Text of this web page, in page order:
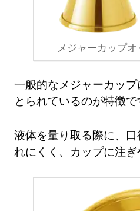
メジャーカップ
一般的なメジャーカッ
とられているのが特徴で
液体を量り取る際に、
れにくく、カップに注ぎ